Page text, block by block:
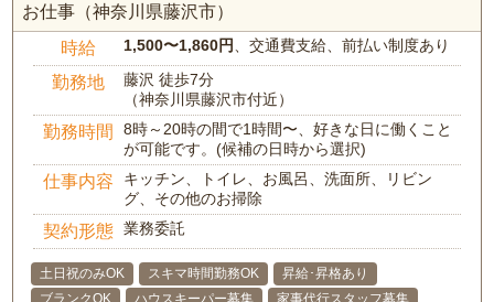
お仕事（神奈川県藤沢市）
時給 1,500〜1,860円、交通費支給、前払い制度あり
勤務地
藤沢 徒歩7分
（神奈川県藤沢市付近）
勤務時間
8時～20時の間で1時間〜、好きな日に働くこと
が可能です。(候補の日時から選択)
仕事内容
キッチン、トイレ、お風呂、洗面所、リビン
グ、その他のお掃除
契約形態 業務委託
土日祝のみOK スキマ時間勤務OK
昇給･昇格あり